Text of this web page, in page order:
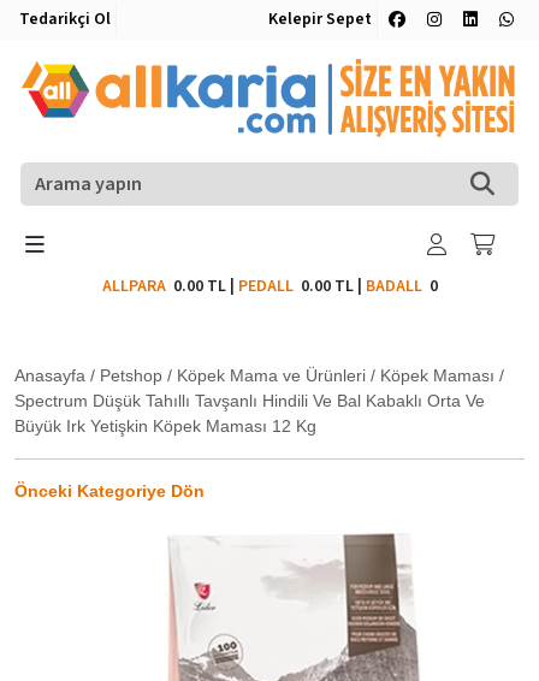
Tedarikçi Ol Kelepir Sepet
ALLPARA 0.00 TL| PEDALL 0.00 TL| BADALL0
Anasayfa / Petshop / Köpek Mama ve Ürünleri / Köpek Maması /
Spectrum Düşük Tahıllı Tavşanlı Hindili Ve Bal Kabaklı Orta Ve
Büyük Irk Yetişkin Köpek Maması 12 Kg
Önceki Kategoriye Dön